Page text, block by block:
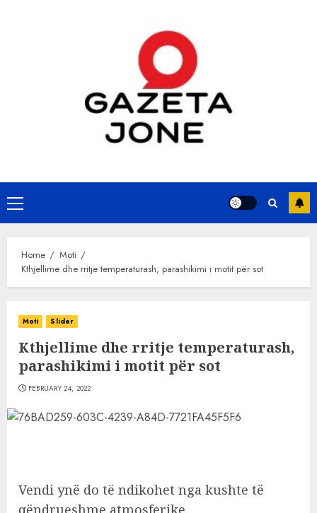
Primary
Menu
Home
Moti
Kthjellime dhe rritje temperaturash, parashikimi i motit për sot
Moti Slider
Kthjellime dhe rritje temperaturash,
parashikimi i motit për sot
FEBRUARY 24, 2022
Vendi ynë do të ndikohet nga kushte të
qëndrueshme atmosferike.